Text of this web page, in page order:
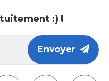
:) !
Envoyer